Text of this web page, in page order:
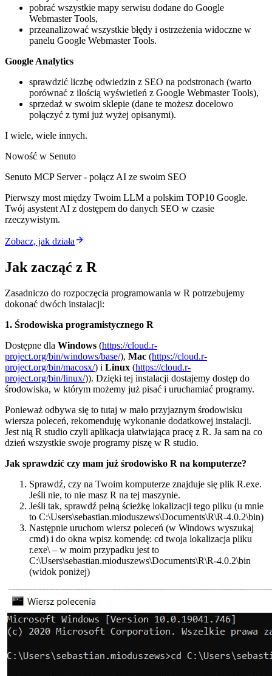
pobrać wszystkie mapy serwisu dodane do Google
Webmaster Tools,
przeanalizować wszystkie błędy i ostrzeżenia widoczne w
panelu Google Webmaster Tools.
Google Analytics
sprawdzić liczbę odwiedzin z SEO na podstronach (warto
porównać z ilością wyświetleń z Google Webmaster Tools),
sprzedaż w swoim sklepie (dane te możesz docelowo
połączyć z tymi już wyżej opisanymi).
I wiele, wiele innych.
Nowość w Senuto
Senuto MCP Server - połącz AI ze swoim SEO
Pierwszy most między Twoim LLM a polskim TOP10 Google.
Twój asystent AI z dostępem do danych SEO w czasie
rzeczywistym.
Zobacz, jak działa
Jak zacząć z R
Zasadniczo do rozpoczęcia programowania w R potrzebujemy
dokonać dwóch instalacji:
1. Środowiska programistycznego R
Dostępne dla Windows (https://cloud.r-
project.org/bin/windows/base/), Mac (https://cloud.r-
project.org/bin/macosx/) i Linux (https://cloud.r-
project.org/bin/linux/)). Dzięki tej instalacji dostajemy dostęp do
środowiska, w którym możemy już pisać i uruchamiać programy.
Ponieważ odbywa się to tutaj w mało przyjaznym środowisku
wiersza poleceń, rekomenduję wykonanie dodatkowej instalacji.
Jest nią R studio czyli aplikacja ułatwiająca pracę z R. Ja sam na co
dzień wszystkie swoje programy piszę w R studio.
Jak sprawdzić czy mam już środowisko R na komputerze?
Sprawdź, czy na Twoim komputerze znajduje się plik R.exe.
Jeśli nie, to nie masz R na tej maszynie.
Jeśli tak, sprawdź pełną ścieżkę lokalizacji tego pliku (u mnie
to C:\Users\sebastian.mioduszews\Documents\R\R-4.0.2\bin)
Następnie uruchom wiersz poleceń (w Windows wyszukaj
cmd) i do okna wpisz komendę: cd twoja lokalizacja pliku
r.exe\ – w moim przypadku jest to
C:\Users\sebastian.mioduszews\Documents\R\R-4.0.2\bin
(widok poniżej)